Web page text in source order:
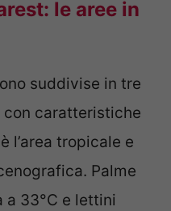
le aree in
suddivise in tre
con caratteristiche
è l’area tropicale e
Palme
33°C e lettini